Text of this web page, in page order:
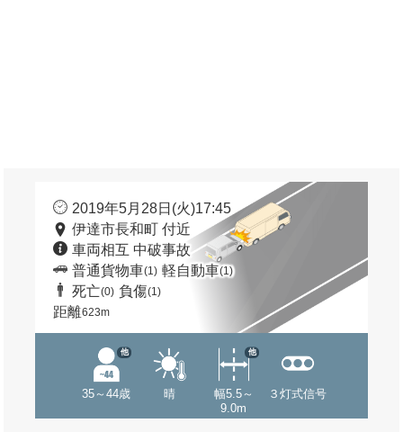
2019年5月28日(火)17:45
伊達市長和町 付近
車両相互 中破事故
普通貨物車(1) 軽自動車(1)
死亡(0) 負傷(1)
距離623m
35～44歳
他
晴
幅5.5～
9.0m
他
３灯式信号